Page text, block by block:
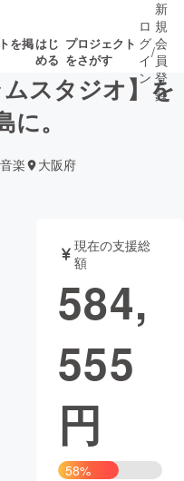
を掲はじ
める
プロジェクト
をさがす
募集終了が近いプ
ジェクト
音楽
ゲーム・サ
ロ
グ
イ
ン
/
新
規
会
員
登
録
ムスタジオ】を
。
音楽 大阪府
現在の支援総
額
584,
555
円
58%